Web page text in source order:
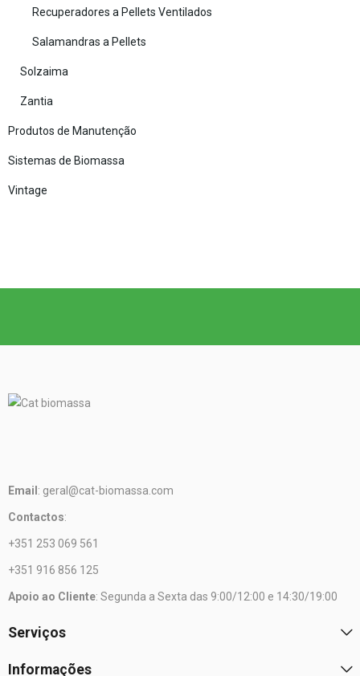
Recuperadores a Pellets Ventilados
Salamandras a Pellets
Solzaima
Zantia
Produtos de Manutenção
Sistemas de Biomassa
Vintage
Email : geral@cat-biomassa.com
Contactos:
+351 253 069 561
+351 916 856 125
Apoio ao Cliente: Segunda a Sexta das 9:00/12:00 e 14:30/19:00
Serviços
Informações